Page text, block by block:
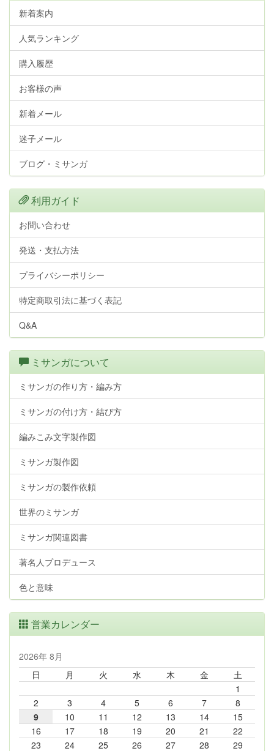
新着案内
人気ランキング
購入履歴
お客様の声
新着メール
迷子メール
ブログ・ミサンガ
利用ガイド
お問い合わせ
発送・支払方法
プライバシーポリシー
特定商取引法に基づく表記
Q&A
ミサンガについて
ミサンガの作り方・編み方
ミサンガの付け方・結び方
編みこみ文字製作図
ミサンガ製作図
ミサンガの製作依頼
世界のミサンガ
ミサンガ関連図書
著名人プロデュース
色と意味
営業カレンダー
2026年 8月
日
月 火 水 木 金
土
1
2
3 4 5 6 7
8
9
10 11 12 13 14
15
16
17 18 19 20 21
22
23
24 25 26 27 28 29